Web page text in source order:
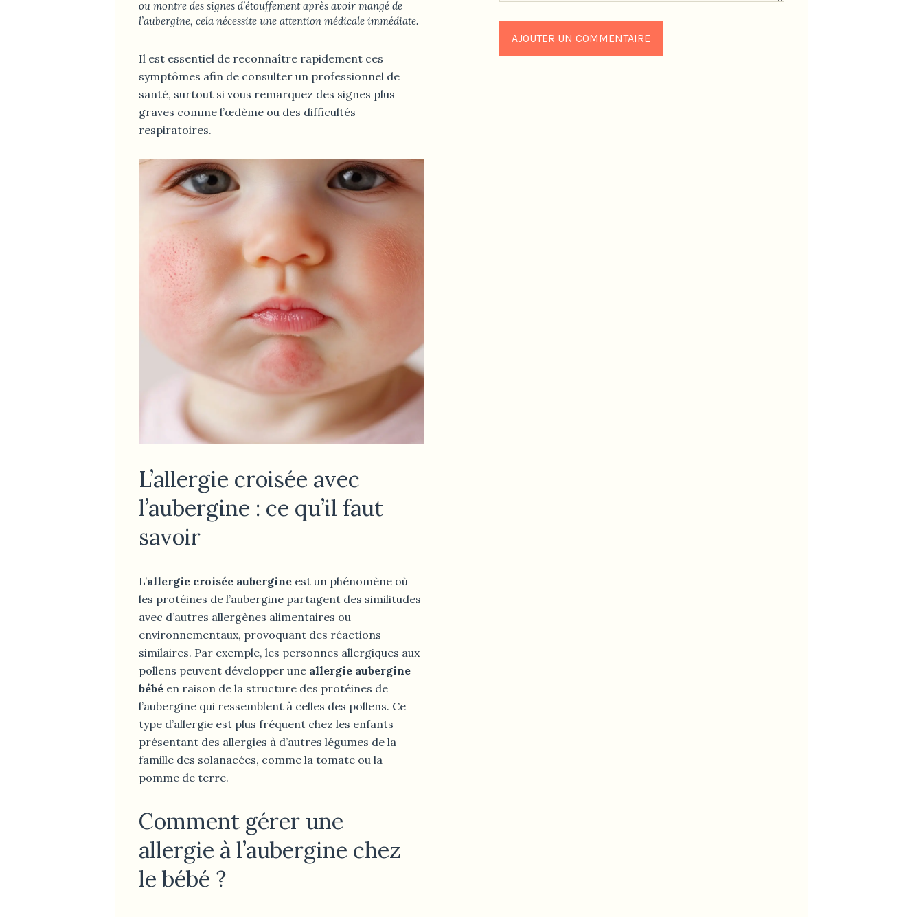
ou montre des signes d’étouffement après avoir mangé de
l’aubergine, cela nécessite une attention médicale immédiate.
Il est essentiel de reconnaître rapidement ces
symptômes afin de consulter un professionnel de
santé, surtout si vous remarquez des signes plus
graves comme l’œdème ou des difficultés
respiratoires.
L’allergie croisée avec
l’aubergine : ce qu’il faut
savoir
L’allergie croisée aubergine est un phénomène où
les protéines de l’aubergine partagent des similitudes
avec d’autres allergènes alimentaires ou
environnementaux, provoquant des réactions
similaires. Par exemple, les personnes allergiques aux
pollens peuvent développer une allergie aubergine
bébé en raison de la structure des protéines de
l’aubergine qui ressemblent à celles des pollens. Ce
type d’allergie est plus fréquent chez les enfants
présentant des allergies à d’autres légumes de la
famille des solanacées, comme la tomate ou la
pomme de terre.
Comment gérer une
allergie à l’aubergine chez
le bébé ?